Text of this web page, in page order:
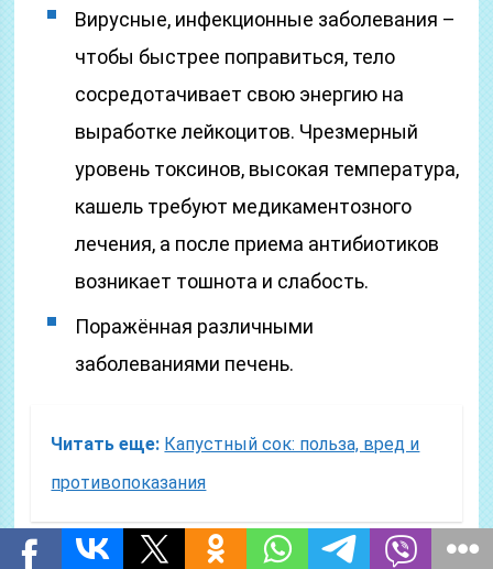
Вирусные, инфекционные заболевания –
чтобы быстрее поправиться, тело
сосредотачивает свою энергию на
выработке лейкоцитов. Чрезмерный
уровень токсинов, высокая температура,
кашель требуют медикаментозного
лечения, а после приема антибиотиков
возникает тошнота и слабость.
Поражённая различными
заболеваниями печень.
Читать еще: Капустный сок: польза, вред и
противопоказания